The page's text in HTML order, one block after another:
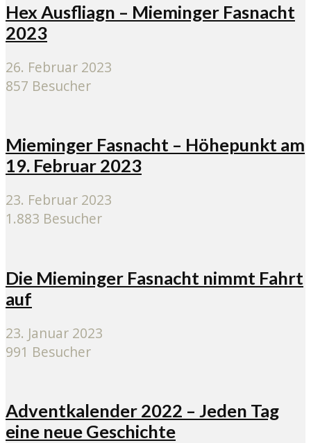
Hex Ausfliagn – Mieminger Fasnacht
2023
26. Februar 2023
857 Besucher
Mieminger Fasnacht – Höhepunkt am
19. Februar 2023
23. Februar 2023
1.883 Besucher
Die Mieminger Fasnacht nimmt Fahrt
auf
23. Januar 2023
991 Besucher
Adventkalender 2022 – Jeden Tag
eine neue Geschichte